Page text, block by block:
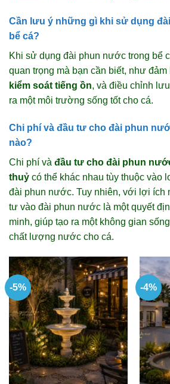
Cần lưu ý những gì khi sử dụng
bể cá?
Khi sử dụng đài phun nước trong bể
quan trọng mà bạn cần biết, như đảm
kiểm soát tiếng ồn, và điều chỉnh
ra một môi trường sống tốt cho cá.
Chi phí và đầu tư cho đài phun
nào?
Chi phí và đầu tư cho đài phun
thuỷ có thể khác nhau tùy thuộc vào
đài phun nước. Tuy nhiên, với lợi ích
tư vào đài phun nước là một quyết
minh, giúp tạo ra một không gian
chất lượng nước cho cá.
-5% -4%